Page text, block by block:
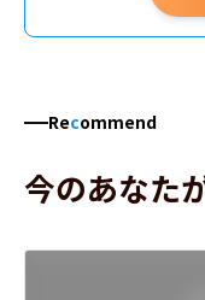
学校教育課程
学校教育課程
Recommend
今のあなた